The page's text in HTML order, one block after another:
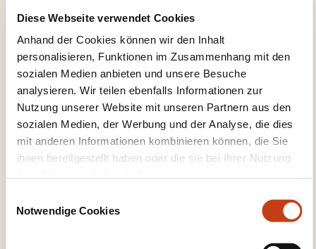
Diese Webseite verwendet Cookies
Anhand der Cookies können wir den Inhalt
personalisieren, Funktionen im Zusammenhang mit den
sozialen Medien anbieten und unsere Besuche
analysieren. Wir teilen ebenfalls Informationen zur
Nutzung unserer Website mit unseren Partnern aus den
sozialen Medien, der Werbung und der Analyse, die dies
mit anderen Informationen kombinieren können, die Sie
ihnen bereitgestellt haben oder die sie bei Ihrer Nutzung
Notwendige Cookies
Sekretariatskenntnisse
Organisationspsychologie
Technisches Schreiben
Grundlegende Buchhaltung
Persönliche Abteilung
Einheit 4 – Faktoren, die Ihren Arbeitsalltag
beeinflussen
Zwischenmenschliche Beziehung am
Fähigkeiten und Fertigkeiten, die für den